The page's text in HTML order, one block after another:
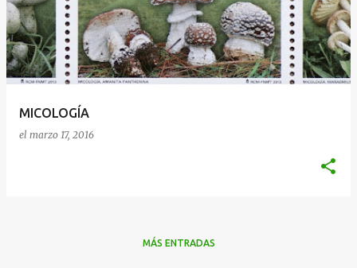
MICOLOGÍA
el marzo 17, 2016
MÁS ENTRADAS